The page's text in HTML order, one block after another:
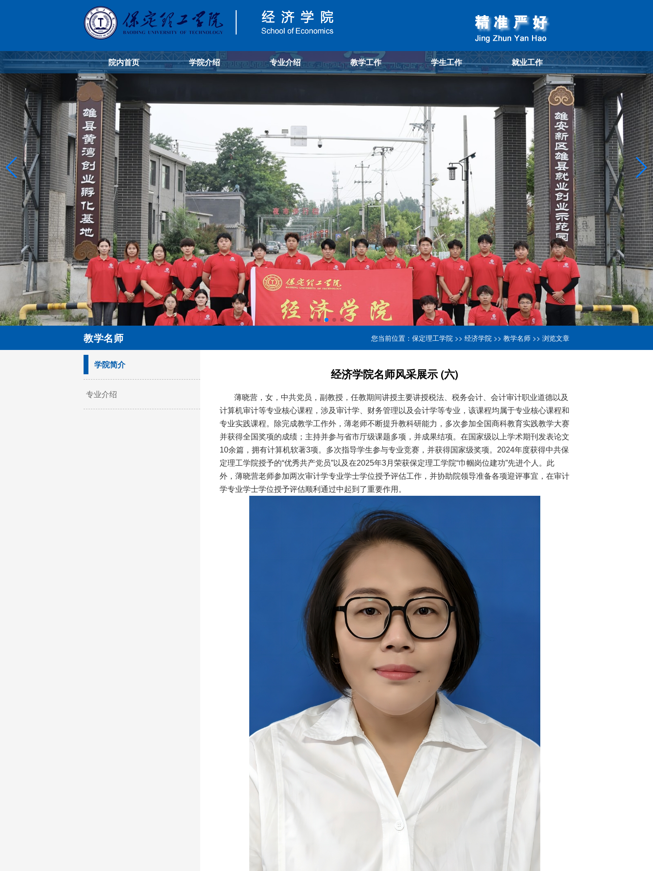
院内首页 学院介绍 专业介绍 教学工作 学生工作 就业工作
您当前位置： 保定理工学院 >> 经济学院 >> 教学名师 >> 浏览文章
教学名师
学院简介
专业介绍
经济学院名师风采展示 (六)
薄晓营，女，中共党员，副教授，任教期间讲授主要讲授税法、税务会计、会计审计职业道德以及
计算机审计等专业核心课程，涉及审计学、财务管理以及会计学等专业，该课程均属于专业核心课程和
专业实践课程。除完成教学工作外，薄老师不断提升教科研能力，多次参加全国商科教育实践教学大赛
并获得全国奖项的成绩；主持并参与省市厅级课题多项，并成果结项。在国家级以上学术期刊发表论文
10余篇，拥有计算机软著3项。多次指导学生参与专业竞赛，并获得国家级奖项。2024年度获得中共保
定理工学院授予的“优秀共产党员”以及在2025年3月荣获保定理工学院“巾帼岗位建功”先进个人。此
外，薄晓营老师参加两次审计学专业学士学位授予评估工作，并协助院领导准备各项迎评事宜，在审计
学专业学士学位授予评估顺利通过中起到了重要作用。